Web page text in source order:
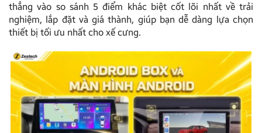
thẳng vào so sánh 5 điểm khác biệt cốt lõi nhất về trải
nghiệm, lắp đặt và giá thành, giúp bạn dễ dàng lựa chọn
thiết bị tối ưu nhất cho xế cưng.